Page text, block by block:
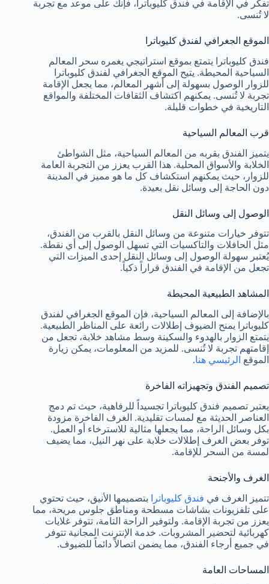
تفكر في الإقامة في فندق كليوباترا، فإنك على موعد مع تجربة
لا تُنسى.
الموقع الجغرافي لفندق كليوباترا
فندق كليوباترا يتمتع بموقع استراتيجي يغمره سحر المعالم
السياحية المحيطة. يتيح الموقع الجغرافي لفندق كليوباترا
للزوار الوصول بسهولة إلى أشهر المعالم، مما يجعل الإقامة
تجربة لا تُنسى. يمكنهم اكتشاف الثقافات المختلفة والمواقع
التاريخية في خطوات قليلة.
قرب المعالم السياحية
يتميز الفندق بقربه من المعالم السياحية، مثل الشواطئ
الخلابة والأسواق المحلية. هذا القرب يعزز من التجربة العامة
للزوار، حيث يمكنهم استكشاف كل ما هو مميز في المدينة
دون الحاجة إلى وسائل نقل بعيدة.
الوصول إلى وسائل النقل
تتوفر خيارات متنوعة من وسائل النقل بالقرب من الفندق،
مثل الحافلات والتاكسيات التي تسهل الوصول إلى أي نقطة.
يُعتبر سهولة الوصول إلى وسائل النقل إحدى الميزات التي
تجعل من الإقامة في الفندق قراراً ذكياً.
المشاهد الطبيعية المحيطة
بالإضافة إلى المعالم السياحية، فإن الموقع الجغرافي لفندق
كليوباترا يمنح الضيوف إطلالات رائعة على المناظر الطبيعية.
يتمتع الزوار بالهدوء والسكينة وسط مشاهد خلابة، تجعل من
إقامتهم تجربة لا تُنسى. للمزيد من المعلومات، يمكن زيارة
الموقع الرئيسي هنا.
تصميم الفندق وتجهيزاته الفاخرة
يعتبر تصميم فندق كليوباترا تجسيداً للرفاهية، حيث تم دمج
العناصر الحديثة مع لمسات تقليدية. الغرف الفاخرة مزودة
بكل وسائل الراحة، مما يجعلها مثالية للاسترخاء أو العمل.
توفر بعض الغرف إطلالات خلابة على نهر النيل، مما يضيف
لمسة من السحر للإقامة.
الغرف والأجنحة
تتميز الغرف في فندق كليوباترا
بتصميمها الأنيق، حيث تحتوي
على تلفزيونات بشاشات مسطحة ومناطق جلوس مريحة، مما
يعزز من تجربة الإقامة. ولتوفير الراحة التامة، تتوفر غلايات
كهربائية لتحضير المشروبات. خدمة الإنترنت المجانية تتوفر
في جميع أرجاء الفندق، مما يضمن اتصالاً دائماً للضيوف.
المساحات العامة